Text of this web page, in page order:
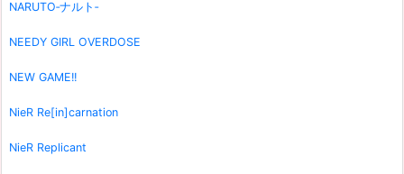
NARUTO‐ナルト‐
NEEDY GIRL OVERDOSE
NEW GAME!!
NieR Re[in]carnation
NieR Replicant